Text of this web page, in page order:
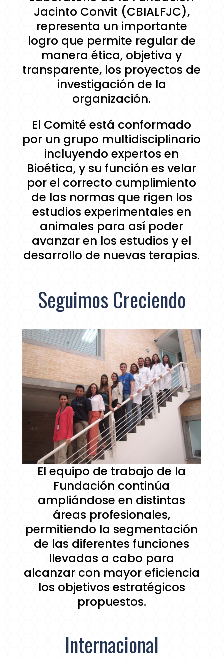
Jacinto Convit (CBIALFJC),
representa un importante
logro que permite regular de
manera ética, objetiva y
transparente, los proyectos de
investigación de la
organización.
El Comité está conformado
por un grupo multidisciplinario
incluyendo expertos en
Bioética, y su función es velar
por el correcto cumplimiento
de las normas que rigen los
estudios experimentales en
animales para así poder
avanzar en los estudios y el
desarrollo de nuevas terapias.
Seguimos Creciendo
El equipo de trabajo de la
Fundación continúa
ampliándose en distintas
áreas profesionales,
permitiendo la segmentación
de las diferentes funciones
llevadas a cabo para
alcanzar con mayor eficiencia
los objetivos estratégicos
propuestos.
Internacional